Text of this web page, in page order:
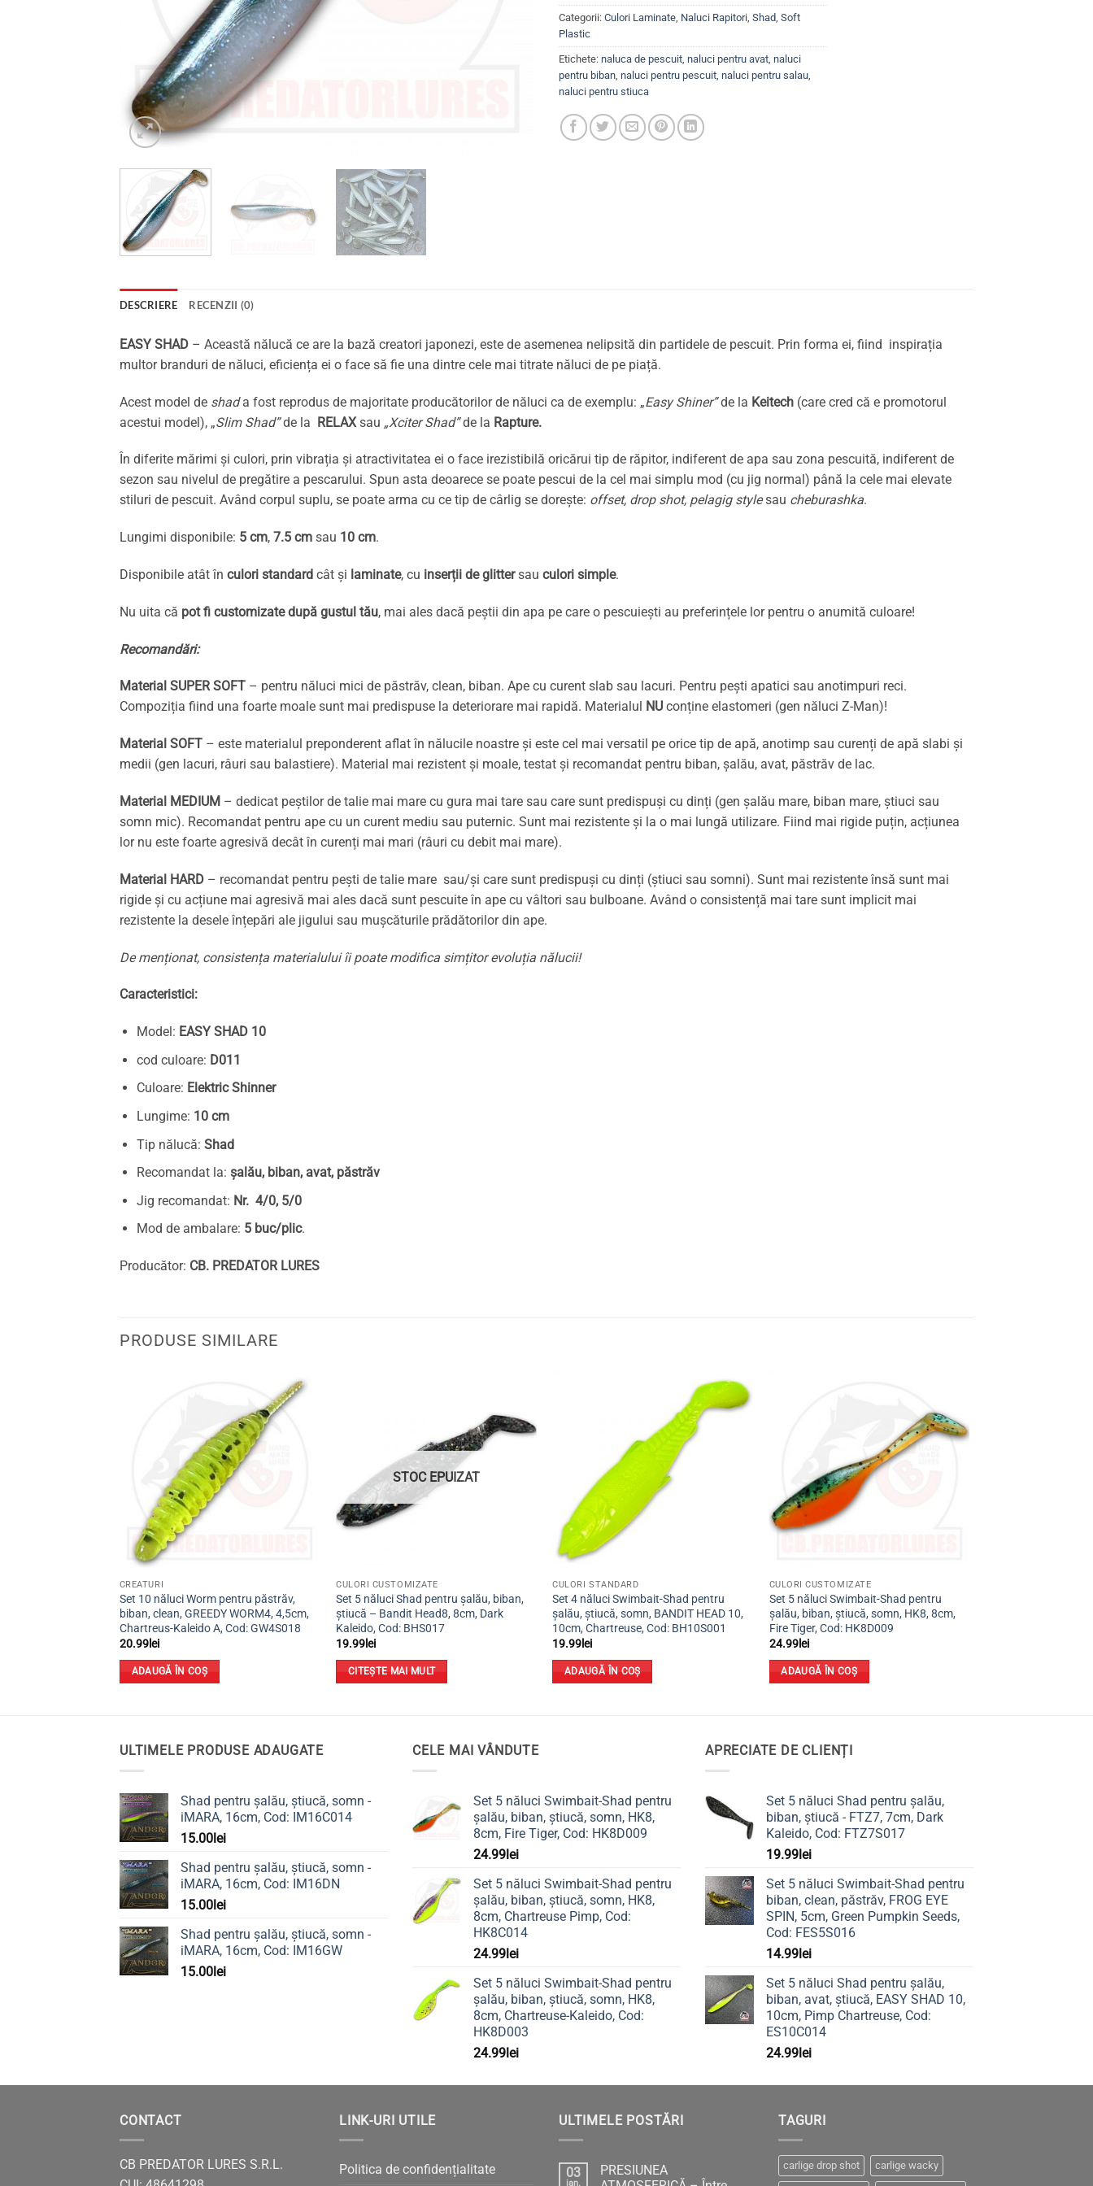
Categorii: Culori Laminate Naluci Rapitori Shad Soft
Plastic
Etichete: naluca de pescuit naluci pentru avat naluci
pentru biban naluci pentru pescuit naluci pentru salau
naluci pentru stiuca
DESCRIERE RECENZII (0)
EASY SHAD – Această nălucă ce are la bază creatori japonezi, este de asemenea nelipsită din partidele de pescuit. Prin forma ei, fiind inspirația
multor branduri de năluci, eficiența ei o face să fie una dintre cele mai titrate năluci de pe piață.
Acest model de shada fost reprodus de majoritate producătorilor de năluci ca de exemplu: „Easy Shiner”de la Keitech (care cred că e promotorul
acestui model), „Slim Shad”de la RELAXsau „Xciter Shad”de la Rapture.
În diferite mărimi și culori, prin vibrația și atractivitatea ei o face irezistibilă oricărui tip de răpitor, indiferent de apa sau zona pescuită, indiferent de
sezon sau nivelul de pregătire a pescarului. Spun asta deoarece se poate pescui de la cel mai simplu mod (cu jig normal) până la cele mai elevate
stiluri de pescuit. Având corpul suplu, se poate arma cu ce tip de cârlig se dorește: offset, drop shot, pelagig stylesau cheburashka.
Lungimi disponibile: 5 cm, 7.5 cm sau 10 cm.
Disponibile atât în culori standard cât și laminate, cu inserții de glittersau culori simple.
Nu uita că pot fi customizate după gustul tău, mai ales dacă peștii din apa pe care o pescuiești au preferințele lor pentru o anumită culoare!
Recomandări:
Material SUPER SOFT – pentru năluci mici de păstrăv, clean, biban. Ape cu curent slab sau lacuri. Pentru pești apatici sau anotimpuri reci.
Compoziția fiind una foarte moale sunt mai predispuse la deteriorare mai rapidă. Materialul
NU conține elastomeri (gen năluci Z-Man)!
Material SOFT – este materialul preponderent aflat în nălucile noastre și este cel mai versatil pe orice tip de apă, anotimp sau curenți de apă slabi și
medii (gen lacuri, râuri sau balastiere). Material mai rezistent și moale, testat și recomandat pentru biban, șalău, avat, păstrăv de lac.
Material MEDIUM – dedicat peștilor de talie mai mare cu gura mai tare sau care sunt predispuși cu dinți (gen șalău mare, biban mare, știuci sau
somn mic). Recomandat pentru ape cu un curent mediu sau puternic. Sunt mai rezistente și la o mai lungă utilizare. Fiind mai rigide puțin, acțiunea
lor nu este foarte agresivă decât în curenți mai mari (râuri cu debit mai mare).
Material HARD – recomandat pentru pești de talie mare sau/și care sunt predispuși cu dinți (știuci sau somni). Sunt mai rezistente însă sunt mai
rigide și cu acțiune mai agresivă mai ales dacă sunt pescuite în ape cu vâltori sau bulboane. Având o consistență mai tare sunt implicit mai
rezistente la desele înțepări ale jigului sau mușcăturile prădătorilor din ape.
De menționat, consistența materialului îi poate modifica simțitor evoluția nălucii!
Caracteristici:
Model: EASY SHAD 10
cod culoare: D011
Culoare: Elektric Shinner
Lungime: 10 cm
Tip nălucă: Shad
Recomandat la: șalău, biban, avat, păstrăv
Jig recomandat: Nr. 4/0, 5/0
Mod de ambalare: 5 buc/plic.
Producător: CB. PREDATOR LURES
PRODUSE SIMILARE
Adaugă
CREATURI
Set 10 năluci Worm pentru păstrăv,
biban, clean, GREEDY WORM4, 4,5cm,
Chartreus-Kaleido A, Cod: GW4S018
20.99lei
ADAUGĂ ÎN COȘ
Adaugă
la
favorite
STOC EPUIZAT
CULORI CUSTOMIZATE
Set 5 năluci Shad pentru șalău, biban,
știucă – Bandit Head8, 8cm, Dark
Kaleido, Cod: BHS017
19.99lei
CITEȘTE MAI MULT
Adaugă
CULORI STANDARD
Set 4 năluci Swimbait-Shad pentru
șalău, știucă, somn, BANDIT HEAD 10,
10cm, Chartreuse, Cod: BH10S001
19.99lei
ADAUGĂ ÎN COȘ
Adaugă
la
favorite
CULORI CUSTOMIZATE
Set 5 năluci Swimbait-Shad pentru
șalău, biban, știucă, somn, HK8, 8cm,
Fire Tiger, Cod: HK8D009
24.99lei
ADAUGĂ ÎN COȘ
ULTIMELE PRODUSE ADAUGATE
Shad pentru șalău, știucă, somn -
iMARA, 16cm, Cod: IM16C014
15.00lei
Shad pentru șalău, știucă, somn -
iMARA, 16cm, Cod: IM16DN
15.00lei
Shad pentru șalău, știucă, somn -
iMARA, 16cm, Cod: IM16GW
15.00lei
CELE MAI VÂNDUTE
Set 5 năluci Swimbait-Shad pentru
șalău, biban, știucă, somn, HK8,
8cm, Fire Tiger, Cod: HK8D009
24.99lei
Set 5 năluci Swimbait-Shad pentru
șalău, biban, știucă, somn, HK8,
8cm, Chartreuse Pimp, Cod:
HK8C014
24.99lei
Set 5 năluci Swimbait-Shad pentru
șalău, biban, știucă, somn, HK8,
8cm, Chartreuse-Kaleido, Cod:
HK8D003
24.99lei
APRECIATE DE CLIENȚI
Set 5 năluci Shad pentru șalău,
biban, știucă - FTZ7, 7cm, Dark
Kaleido, Cod: FTZ7S017
19.99lei
Set 5 năluci Swimbait-Shad pentru
biban, clean, păstrăv, FROG EYE
SPIN, 5cm, Green Pumpkin Seeds,
Cod: FES5S016
14.99lei
Set 5 năluci Shad pentru șalău,
biban, avat, știucă, EASY SHAD 10,
10cm, Pimp Chartreuse, Cod:
ES10C014
24.99lei
CONTACT
CB PREDATOR LURES S.R.L.
LINK-URI UTILE
Politica de confidențialitate
ULTIMELE POSTĂRI
03
ian.
PRESIUNEA
TAGURI
carlige drop shot carlige wacky